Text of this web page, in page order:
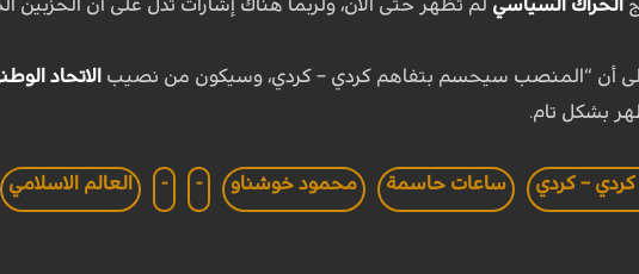
الحراك السياسي لم تظهر حتى الآن، ولربما هناك إشارات تدل على أن
أن “المنصب سيحسم بتفاهم كردي – كردي، وسيكون من نصيب الاتحاد
بشكل تام.
كردي – كردي ساعات حاسمة محمود خوشناو -
- العالم الاسلامي